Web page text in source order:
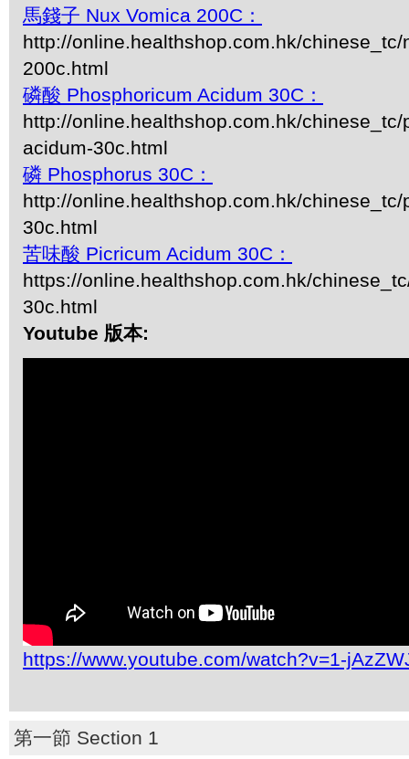
馬錢子 Nux Vomica 200C：
http://online.healthshop.com.hk/chinese_tc/
200c.html
磷酸 Phosphoricum Acidum 30C：
http://online.healthshop.com.hk/
acidum-30c.html
磷 Phosphorus 30C：
http://online.healthshop.com.hk/chinese_tc/
30c.html
苦味酸 Picricum Acidum 30C：
https://online.healthshop.com.hk/
30c.html
Youtube 版本:
https://www.youtube.com/watch?v=1-
第一節 Section 1